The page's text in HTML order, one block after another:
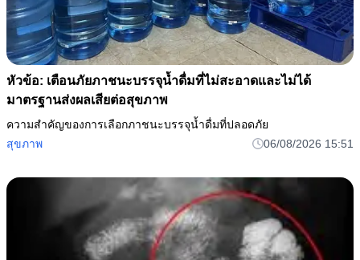
หัวข้อ: เตือนภัยภาชนะบรรจุน้ำดื่มที่ไม่สะอาดและไม่ได้
มาตรฐานส่งผลเสียต่อสุขภาพ
ความสำคัญของการเลือกภาชนะบรรจุน้ำดื่มที่ปลอดภัย
สุขภาพ
06/08/2026 15:51